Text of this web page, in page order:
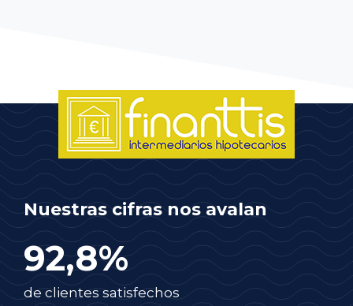
Nuestras cifras nos avalan
92,8%
de clientes satisfechos